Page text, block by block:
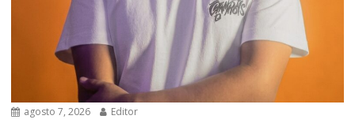
agosto 7, 2026 Editor